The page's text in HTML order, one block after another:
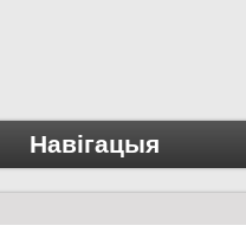
Навігацыя